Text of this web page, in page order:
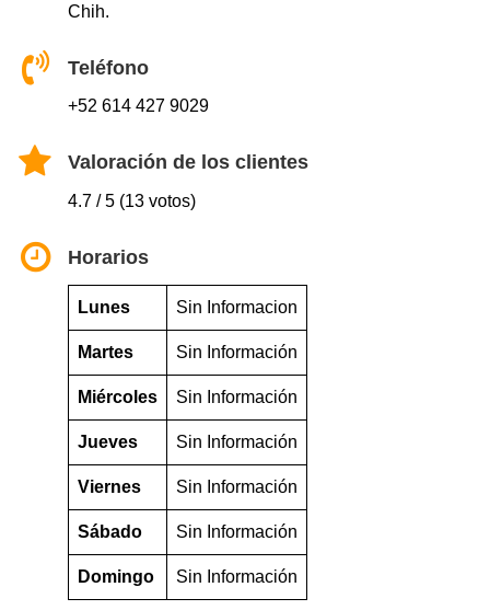
Chih.
Teléfono
+52 614 427 9029
Valoración de los clientes
4.7 / 5 (13 votos)
Horarios
Lunes Sin Informacion
Martes Sin Información
Miércoles Sin Información
Jueves Sin Información
Viernes Sin Información
Sábado Sin Información
Domingo Sin Información